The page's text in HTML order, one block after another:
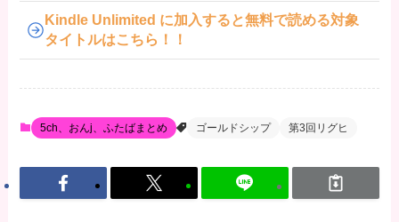
Kindle Unlimited に加入すると無料で読める対象
タイトルはこちら！！
5ch、おんj、ふたばまとめ ゴールドシップ 第3回リグヒ